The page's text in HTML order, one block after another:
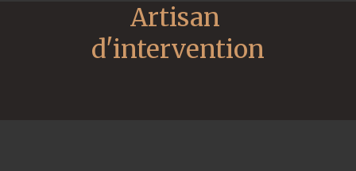
Artisan
d'intervention